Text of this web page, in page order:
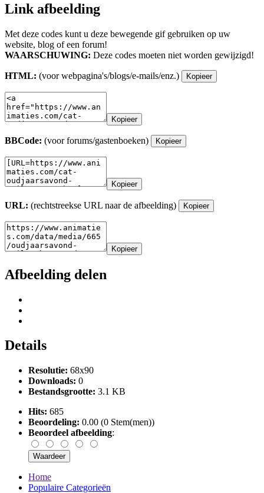
Link afbeelding
Met deze codes kunt u deze bewegende gif gebruiken op uw
website, blog of een forum!
WAARSCHUWING: Deze codes moeten niet worden gewijzigd!
HTML: (voor webpagina's/blogs/e-mails/enz.) Kopieer
Kopieer
BBCode: (voor forums/gastenboeken) Kopieer
Kopieer
URL: (rechtstreekse URL naar de afbeelding) Kopieer
Kopieer
Afbeelding delen
Details
Resolutie: 68x90
Downloads: 0
Bestandsgrootte: 3.1 KB
Hits: 685
Beoordeling: 0.00 (0 Stem(men))
Beoordeel afbeelding:
Home
Populaire Categorieën